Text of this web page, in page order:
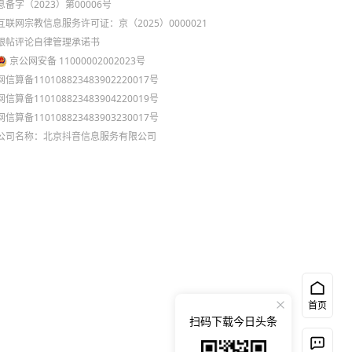
备字（2023）第00006号
联网宗教信息服务许可证：京（2025）0000021
帖评论自律管理承诺书
京公网安备 11000002002023号
信算备110108823483902220017号
信算备110108823483904220019号
信算备110108823483903230017号
司名称：北京抖音信息服务有限公司
首页
扫码下载今日头条